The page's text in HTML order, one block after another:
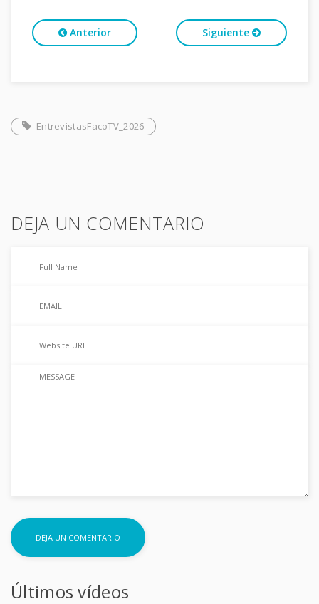
Anterior Siguiente
EntrevistasFacoTV_2026
DEJA UN COMENTARIO
Últimos vídeos